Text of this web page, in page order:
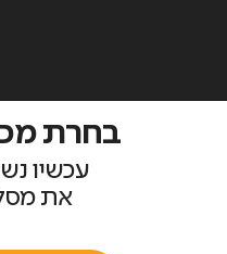
בחרת
עכשיו
את